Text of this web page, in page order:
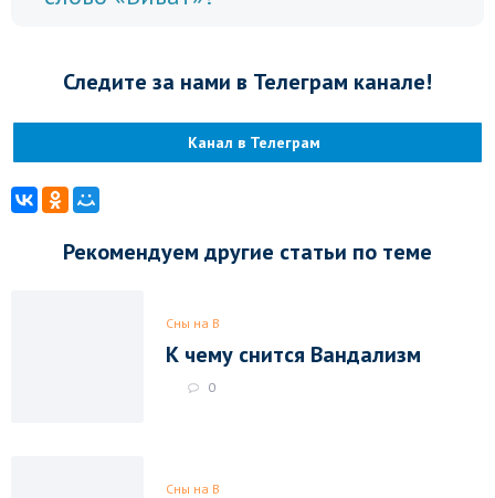
Следите за нами в Телеграм канале!
Канал в Телеграм
Рекомендуем другие статьи по теме
Сны на В
К чему снится Вандализм
0
Сны на В